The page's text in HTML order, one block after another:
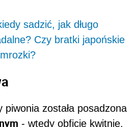
sadzić, jak długo
Czy bratki japońskie
piwonia została posadzona
- wtedy obficie kwitnie.